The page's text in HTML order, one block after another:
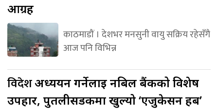
आग्रह
काठमाडौं । देशभर मनसुनी वायु सक्रिय रहेसँगै
आज पनि विभिन्न
विदेशअध्ययन गर्नेलाई नबिल बैंकको विशेष
उपहार, पुतलीसडकमा खुल्यो ‘एजुकेसन हब’